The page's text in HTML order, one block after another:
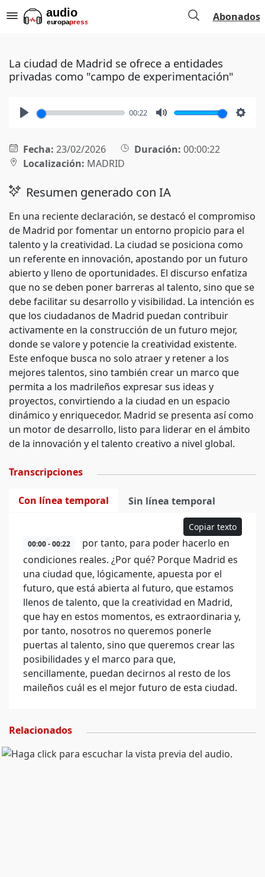
Abonados
La ciudad de Madrid se ofrece a entidades
privadas como "campo de experimentación"
00:22
Fecha: 23/02/2026 Duración: 00:00:22
Localización: MADRID
Resumen generado con IA
En una reciente declaración, se destacó el compromiso
de Madrid por fomentar un entorno propicio para el
talento y la creatividad. La ciudad se posiciona como
un referente en innovación, apostando por un futuro
abierto y lleno de oportunidades. El discurso enfatiza
que no se deben poner barreras al talento, sino que se
debe facilitar su desarrollo y visibilidad. La intención es
que los ciudadanos de Madrid puedan contribuir
activamente en la construcción de un futuro mejor,
donde se valore y potencie la creatividad existente.
Este enfoque busca no solo atraer y retener a los
mejores talentos, sino también crear un marco que
permita a los madrileños expresar sus ideas y
proyectos, convirtiendo a la ciudad en un espacio
dinámico y enriquecedor. Madrid se presenta así como
un motor de desarrollo, listo para liderar en el ámbito
de la innovación y el talento creativo a nivel global.
Transcripciones
Con línea temporal Sin línea temporal
Copiar texto
00:00 - 00:22
por tanto, para poder hacerlo en
condiciones reales. ¿Por qué? Porque Madrid es
una ciudad que, lógicamente, apuesta por el
futuro, que está abierta al futuro, que estamos
llenos de talento, que la creatividad en Madrid,
que hay en estos momentos, es extraordinaria y,
por tanto, nosotros no queremos ponerle
puertas al talento, sino que queremos crear las
posibilidades y el marco para que,
sencillamente, puedan decirnos al resto de los
maileños cuál es el mejor futuro de esta ciudad.
Relacionados